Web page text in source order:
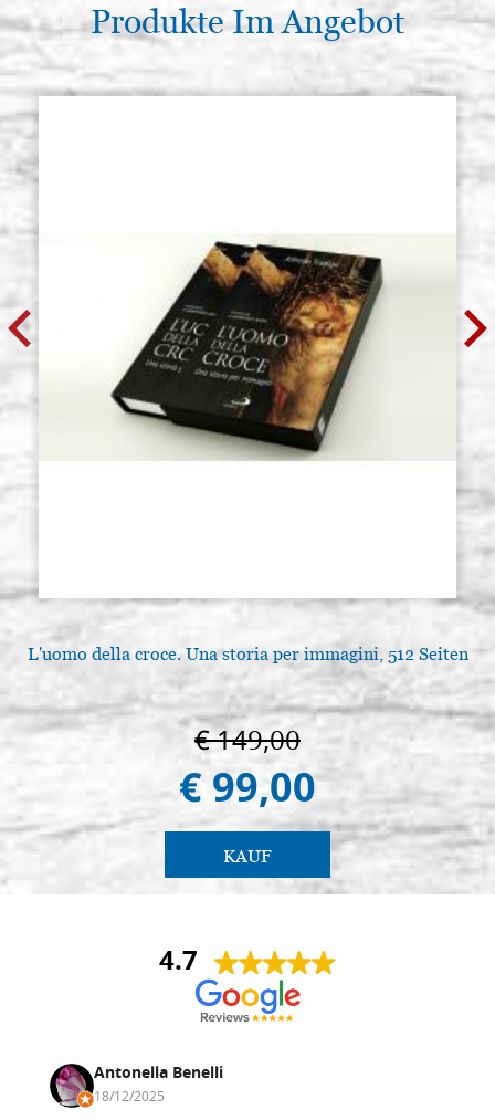
Produkte Im Angebot
L'uomo della croce. Una storia per immagini, 512 Seiten
€ 149,00
€ 99,00
KAUF
4.7
Antonella Benelli
18/12/2025